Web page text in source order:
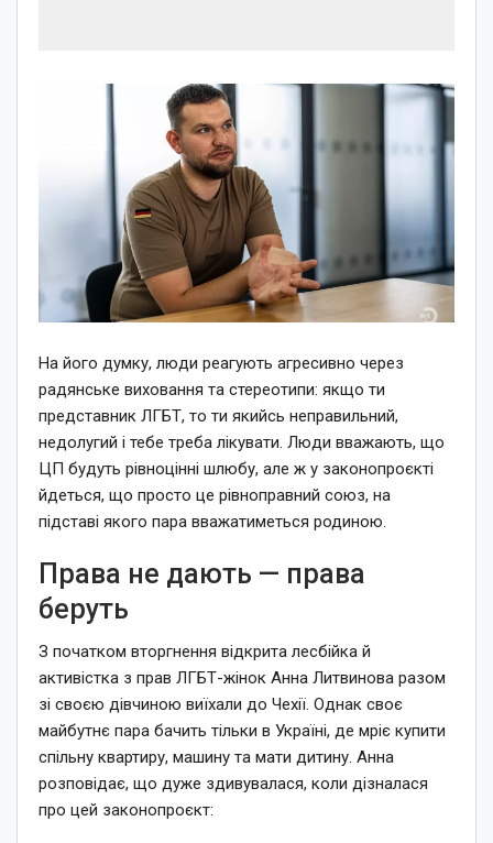
На його думку, люди реагують агресивно через
радянське виховання та стереотипи: якщо ти
представник ЛГБТ, то ти якийсь неправильний,
недолугий і тебе треба лікувати. Люди вважають, що
ЦП будуть рівноцінні шлюбу, але ж у законопроєкті
йдеться, що просто це рівноправний союз, на
підставі якого пара вважатиметься родиною.
Права не дають — права
беруть
З початком вторгнення відкрита лесбійка й
активістка з прав ЛГБТ-жінок Анна Литвинова разом
зі своєю дівчиною виїхали до Чехії. Однак своє
майбутнє пара бачить тільки в Україні, де мріє купити
спільну квартиру, машину та мати дитину. Анна
розповідає, що дуже здивувалася, коли дізналася
про цей законопроєкт: